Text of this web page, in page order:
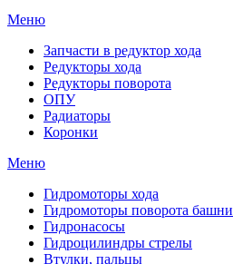
Меню
Запчасти в редуктор хода
Редукторы хода
Редукторы поворота
ОПУ
Радиаторы
Коронки
Меню
Гидромоторы хода
Гидромоторы поворота башни
Гидронасосы
Гидроцилиндры стрелы
Втулки, пальцы